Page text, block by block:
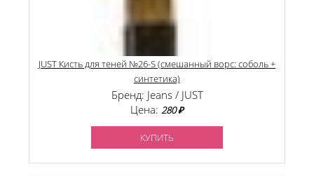
JUST Кисть для теней №26-S (смешанный ворс: соболь +
синтетика)
Бренд: Jeans / JUST
Цена: 280 ₽
КУПИТЬ